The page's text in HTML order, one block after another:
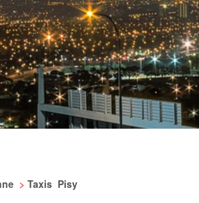
> Taxis Pisy